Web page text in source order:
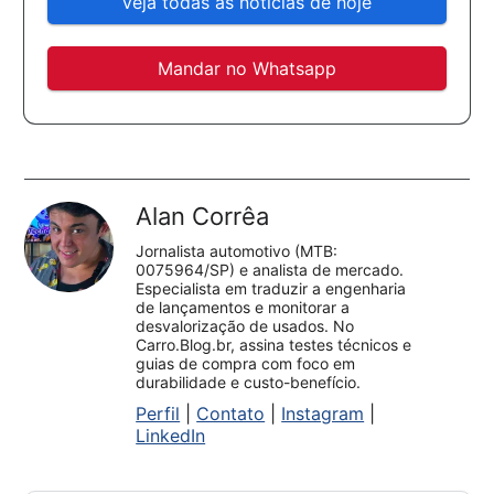
Mandar no Whatsapp
Alan Corrêa
Jornalista automotivo (MTB:
0075964/SP) e analista de mercado.
Especialista em traduzir a engenharia
de lançamentos e monitorar a
desvalorização de usados. No
Carro.Blog.br, assina testes técnicos e
guias de compra com foco em
durabilidade e custo-benefício.
Perfil Contato Instagram
LinkedIn